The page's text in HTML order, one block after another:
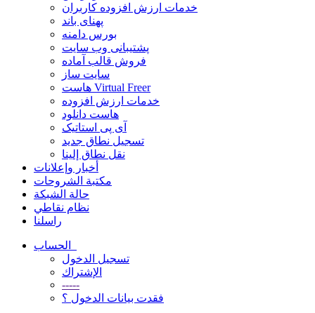
خدمات ارزش افزوده کاربران
پهنای باند
بورس دامنه
پشتیبانی وب سایت
فروش قالب آماده
سایت ساز
هاست Virtual Freer
خدمات ارزش افزوده
هاست دانلود
آی پی استاتیک
تسجيل نطاق جديد
نقل نطاق إلينا
أخبار وإعلانات
مكتبة الشروحات
حالة الشبكة
نظام نقاطي
راسلنا
تسجيل الدخول
الإشتراك
-----
فقدت بيانات الدخول ؟